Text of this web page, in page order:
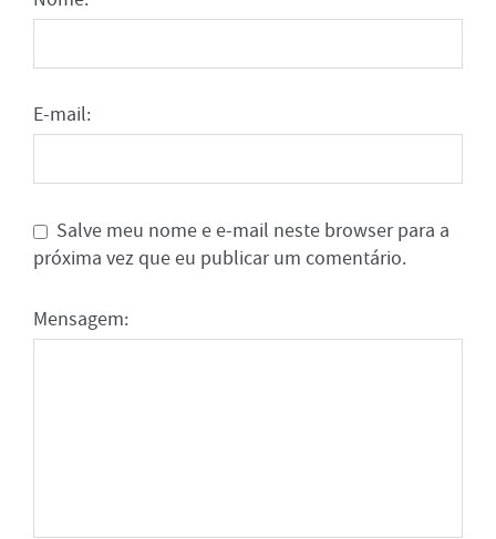
E-mail:
Salve meu nome e e-mail neste browser para a
próxima vez que eu publicar um comentário.
Mensagem: